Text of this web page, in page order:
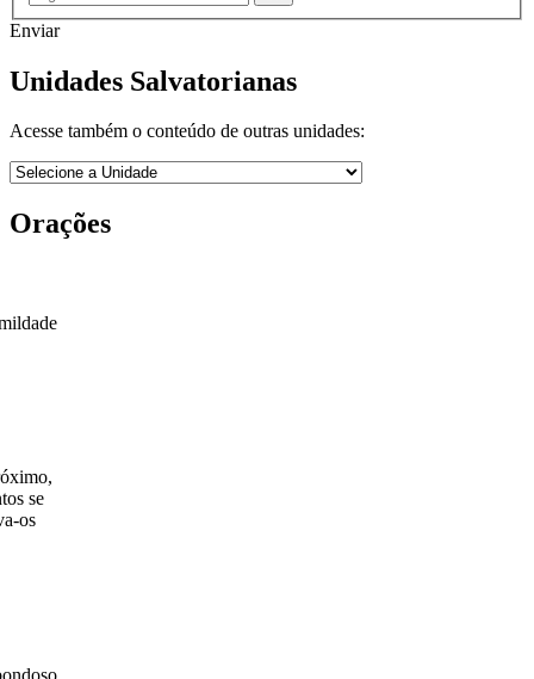
Enviar
Unidades Salvatorianas
Acesse também o conteúdo de outras unidades:
Orações